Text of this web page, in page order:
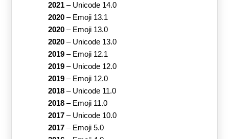
2021– Unicode 14.0
2020– Emoji 13.1
2020– Emoji 13.0
2020– Unicode 13.0
2019– Emoji 12.1
2019– Unicode 12.0
2019– Emoji 12.0
2018– Unicode 11.0
2018– Emoji 11.0
2017– Unicode 10.0
2017– Emoji 5.0